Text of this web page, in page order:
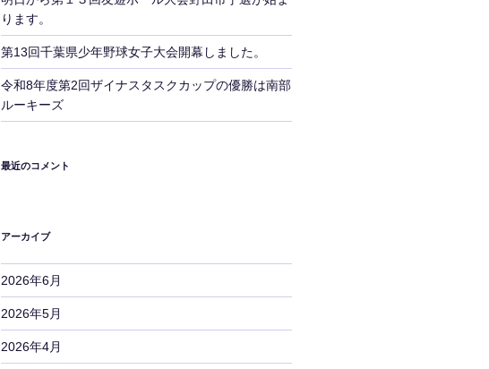
ります。
第13回千葉県少年野球女子大会開幕しました。
令和8年度第2回ザイナスタスクカップの優勝は南部
ルーキーズ
最近のコメント
アーカイブ
2026年6月
2026年5月
2026年4月